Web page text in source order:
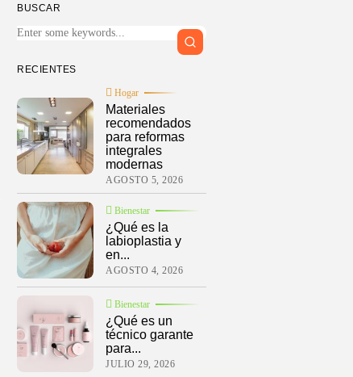
BUSCAR
RECIENTES
Hogar
Materiales
recomendados
para reformas
integrales
modernas
AGOSTO 5, 2026
Bienestar
¿Qué es la
labioplastia y
en...
AGOSTO 4, 2026
Bienestar
¿Qué es un
técnico garante
para...
JULIO 29, 2026